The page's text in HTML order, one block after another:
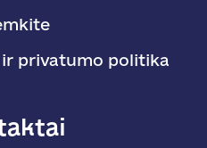
privatumo politika